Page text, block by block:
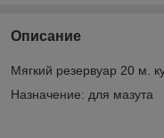
Описание
Мягкий резервуар 20 м.
Назначение: для мазута